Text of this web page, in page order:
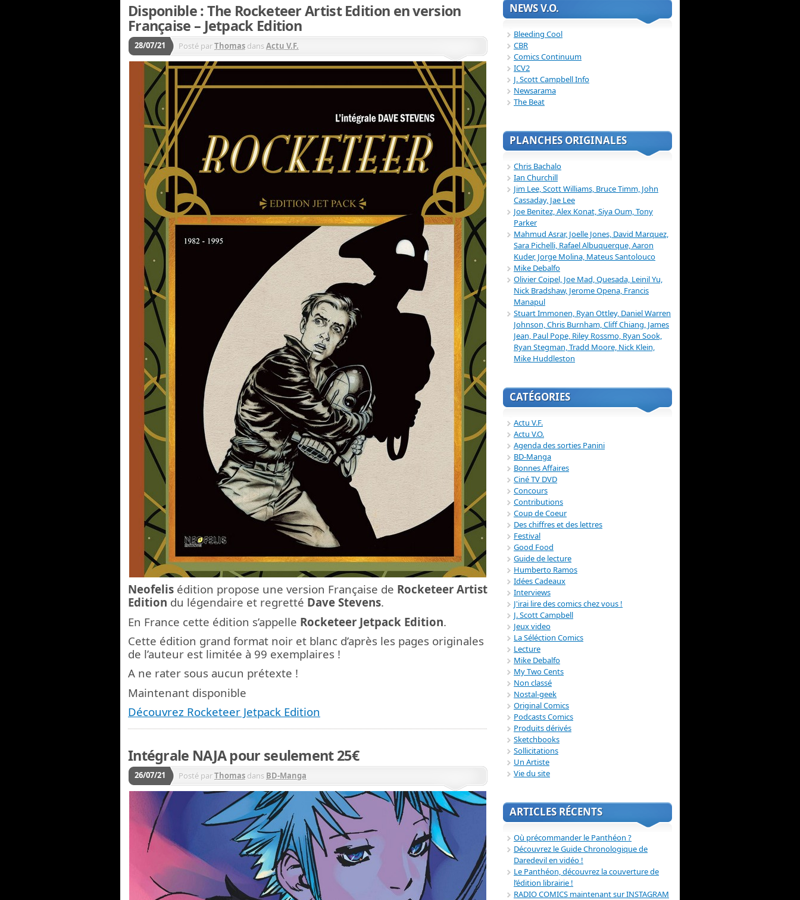
Disponible : The Rocketeer Artist Edition en version
Française – Jetpack Edition
28/07/21 Posté parThomas dansActu V.F.
Neofelis édition propose une version Française de Rocketeer Artist
Edition du légendaire et regretté Dave Stevens.
En France cette édition s’appelle Rocketeer Jetpack Edition.
Cette édition grand format noir et blanc d’après les pages originales
de l’auteur est limitée à 99 exemplaires !
A ne rater sous aucun prétexte !
Maintenant disponible
Découvrez Rocketeer Jetpack Edition
Intégrale NAJA pour seulement 25€
26/07/21 Posté parThomas dans BD-Manga
NEWS V.O.
Bleeding Cool
CBR
Comics Continuum
ICV2
J. Scott Campbell Info
Newsarama
The Beat
PLANCHES ORIGINALES
Chris Bachalo
Ian Churchill
Jim Lee, Scott Williams, Bruce Timm, John
Cassaday, Jae Lee
Joe Benitez, Alex Konat, Siya Oum, Tony
Parker
Mahmud Asrar, Joelle Jones, David Marquez,
Sara Pichelli, Rafael Albuquerque, Aaron
Kuder, Jorge Molina, Mateus Santolouco
Mike Debalfo
Olivier Coipel, Joe Mad, Quesada, Leinil Yu,
Nick Bradshaw, Jerome Opena, Francis
Manapul
Stuart Immonen, Ryan Ottley, Daniel Warren
Johnson, Chris Burnham, Cliff Chiang, James
Jean, Paul Pope, Riley Rossmo, Ryan Sook,
Ryan Stegman, Tradd Moore, Nick Klein,
Mike Huddleston
CATÉGORIES
Actu V.F.
Actu V.O.
Agenda des sorties Panini
BD-Manga
Bonnes Affaires
Ciné TV DVD
Concours
Contributions
Coup de Coeur
Des chiffres et des lettres
Festival
Good Food
Guide de lecture
Humberto Ramos
Idées Cadeaux
Interviews
J'irai lire des comics chez vous !
J. Scott Campbell
Jeux video
La Séléction Comics
Lecture
Mike Debalfo
My Two Cents
Non classé
Nostal-geek
Original Comics
Podcasts Comics
Produits dérivés
Sketchbooks
Sollicitations
Un Artiste
Vie du site
ARTICLES RÉCENTS
Où précommander le Panthéon ?
Découvrez le Guide Chronologique de
Daredevil en vidéo !
Le Panthéon, découvrez la couverture de
l’édition librairie !
RADIO COMICS maintenant sur INSTAGRAM